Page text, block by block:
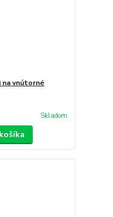
na vnútorné
Skladom